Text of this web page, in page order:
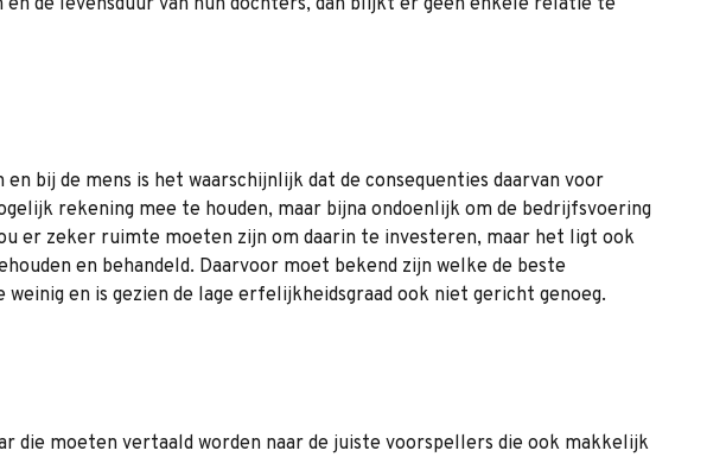
de levensduur van hun dochters, dan blijkt er geen enkele relatie te
bij de mens is het waarschijnlijk dat de consequenties daarvan voor
rekening mee te houden, maar bijna ondoenlijk om de bedrijfsvoering
er zeker ruimte moeten zijn om daarin te investeren, maar het ligt ook
en behandeld. Daarvoor moet bekend zijn welke de beste
en is gezien de lage erfelijkheidsgraad ook niet gericht genoeg.
die moeten vertaald worden naar de juiste voorspellers die ook makkelijk